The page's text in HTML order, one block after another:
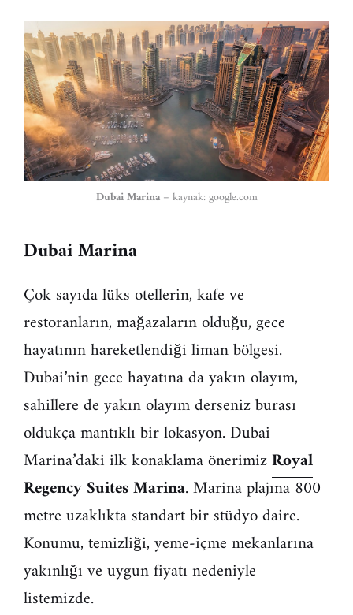
Dubai Marina – kaynak: google.com
Dubai Marina
Çok sayıda lüks otellerin, kafe ve
restoranların, mağazaların olduğu, gece
hayatının hareketlendiği liman bölgesi.
Dubai’nin gece hayatına da yakın olayım,
sahillere de yakın olayım derseniz burası
oldukça mantıklı bir lokasyon. Dubai
Marina’daki ilk konaklama önerimizRoyal
Regency Suites Marina. Marina plajına 800
metre uzaklıkta standart bir stüdyo daire.
Konumu, temizliği, yeme-içme mekanlarına
yakınlığı ve uygun fiyatı nedeniyle
listemizde.